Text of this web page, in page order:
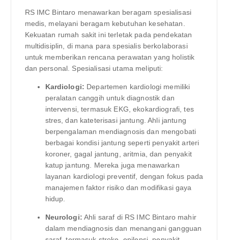
RS IMC Bintaro menawarkan beragam spesialisasi
medis, melayani beragam kebutuhan kesehatan.
Kekuatan rumah sakit ini terletak pada pendekatan
multidisiplin, di mana para spesialis berkolaborasi
untuk memberikan rencana perawatan yang holistik
dan personal. Spesialisasi utama meliputi:
Kardiologi: Departemen kardiologi memiliki
peralatan canggih untuk diagnostik dan
intervensi, termasuk EKG, ekokardiografi, tes
stres, dan kateterisasi jantung. Ahli jantung
berpengalaman mendiagnosis dan mengobati
berbagai kondisi jantung seperti penyakit arteri
koroner, gagal jantung, aritmia, dan penyakit
katup jantung. Mereka juga menawarkan
layanan kardiologi preventif, dengan fokus pada
manajemen faktor risiko dan modifikasi gaya
hidup.
Neurologi: Ahli saraf di RS IMC Bintaro mahir
dalam mendiagnosis dan menangani gangguan